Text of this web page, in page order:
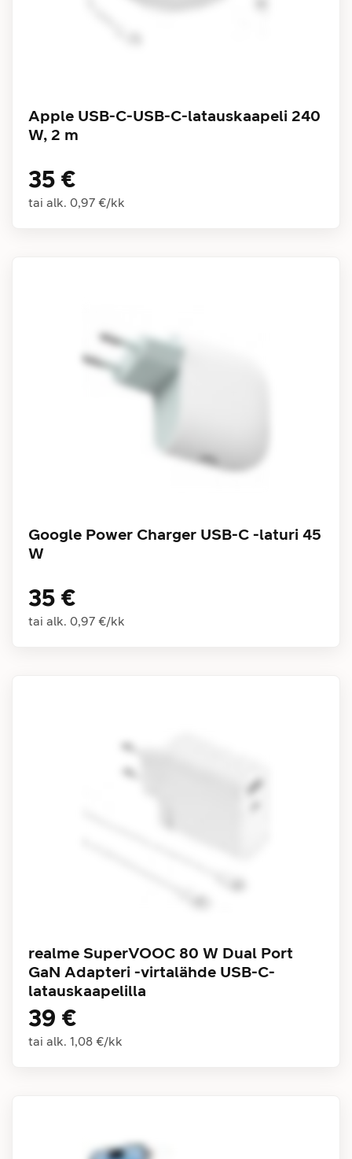
Apple USB-C-USB-C-latauskaapeli 240
W, 2 m
35 €
tai alk. 0,97 €/kk
Google Power Charger USB-C -laturi 45
W
35 €
tai alk. 0,97 €/kk
realme SuperVOOC 80 W Dual Port
GaN Adapteri -virtalähde USB-C-
latauskaapelilla
39 €
tai alk. 1,08 €/kk